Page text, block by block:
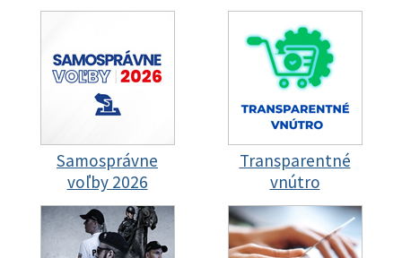
Samosprávne
voľby 2026
Transparentné
vnútro